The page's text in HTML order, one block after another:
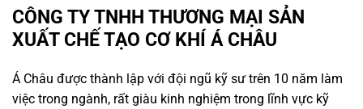
CÔNG TY TNHH THƯƠNG MẠI SẢN
XUẤT CHẾ TẠO CƠ KHÍ Á CHÂU
Á Châu được thành lập với đội ngũ kỹ sư trên 10 năm làm
việc trong ngành, rất giàu kinh nghiệm trong lĩnh vực kỹ